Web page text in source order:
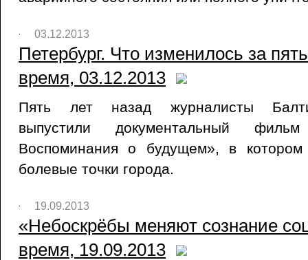
03.12.2013
Петербург. Что изменилось за
время, 03.12.2013
Пять лет назад журналисты
выпустили документальный
Воспоминания о будущем», в
болевые точки города.
19.09.2013
«Небоскрёбы меняют сознание
время, 19.09.2013